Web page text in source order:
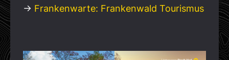
→ Frankenwarte: Frankenwald Tourismus